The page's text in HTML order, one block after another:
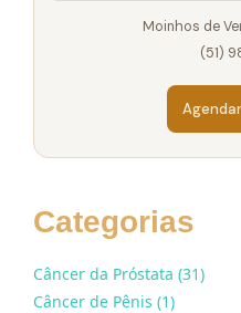
Moinhos de
(51)
Categorias
Câncer da Próstata (31)
Câncer de Pênis (1)